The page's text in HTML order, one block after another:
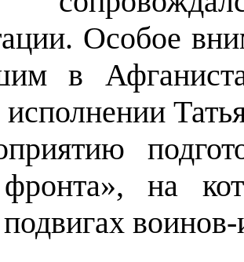
Особое
в
исполнении
на